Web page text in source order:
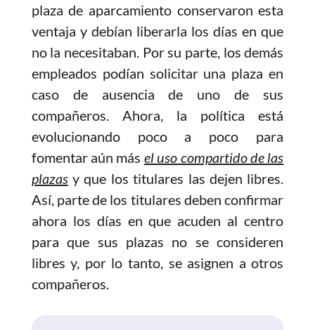
plaza de aparcamiento conservaron esta
ventaja y debían liberarla los días en que
no la necesitaban. Por su parte, los demás
empleados podían solicitar una plaza en
caso de ausencia de uno de sus
compañeros. Ahora, la política está
evolucionando poco a poco para
fomentar aún más el uso compartido de las
plazasy que los titulares las dejen libres.
Así, parte de los titulares deben confirmar
ahora los días en que acuden al centro
para que sus plazas no se consideren
libres y, por lo tanto, se asignen a otros
compañeros.